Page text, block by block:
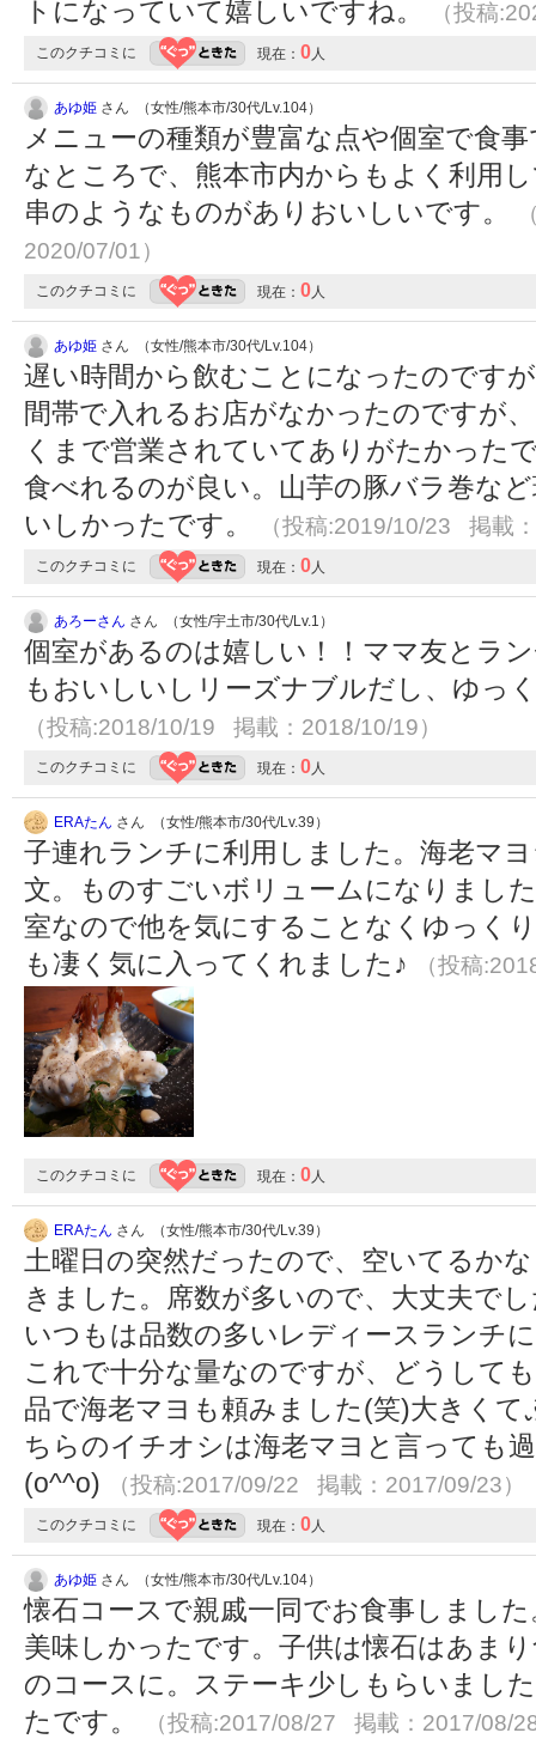
トになっていて嬉しいですね。 （投稿
このクチコミに 現在： 0人
あゆ姫 さん （女性/熊本市/30代/Lv.104）
メニューの種類が豊富な点や個室で食
なところで、熊本市内からもよく利用
串のようなものがありおいしいです。
2020/07/01）
このクチコミに 現在： 0人
あゆ姫 さん （女性/熊本市/30代/Lv.104）
遅い時間から飲むことになったのです
間帯で入れるお店がなかったのですが
くまで営業されていてありがたかった
食べれるのが良い。山芋の豚バラ巻な
いしかったです。
（投稿:2019/10/23 掲載
このクチコミに 現在： 0人
あろーさん さん （女性/宇土市/30代/Lv.1）
個室があるのは嬉しい！！ママ友とラ
もおいしいしリーズナブルだし、ゆっ
（投稿:2018/10/19 掲載：2018/10/19）
このクチコミに 現在： 0人
ERAたん さん （女性/熊本市/30代/Lv.39）
子連れランチに利用しました。海老マ
文。ものすごいボリュームになりまし
室なので他を気にすることなくゆっく
も凄く気に入ってくれました♪
（投稿
このクチコミに 現在： 0人
ERAたん さん （女性/熊本市/30代/Lv.39）
土曜日の突然だったので、空いてるか
きました。席数が多いので、大丈夫で
いつもは品数の多いレディースランチ
これで十分な量なのですが、どうして
品で海老マヨも頼みました(笑)大きく
ちらのイチオシは海老マヨと言っても
(o^^o)
（投稿:2017/09/22 掲載：2017/09/23）
このクチコミに 現在： 0人
あゆ姫 さん （女性/熊本市/30代/Lv.104）
懐石コースで親戚一同でお食事しまし
美味しかったです。子供は懐石はあま
のコースに。ステーキ少しもらいまし
たです。
（投稿:2017/08/27 掲載：2017/08/